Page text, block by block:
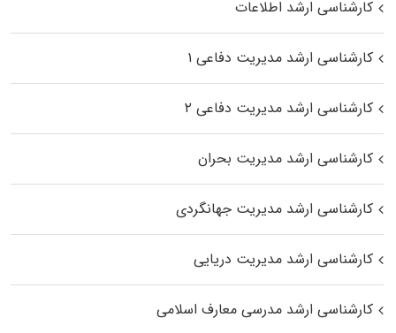
کارشناسی ارشد اطلاعات
کارشناسی ارشد مدیریت دفاعی ۱
کارشناسی ارشد مدیریت دفاعی ۲
کارشناسی ارشد مدیریت بحران
کارشناسی ارشد مدیریت جهانگردی
کارشناسی ارشد مدیریت دریایی
کارشناسی ارشد مدرسی معارف اسلامی